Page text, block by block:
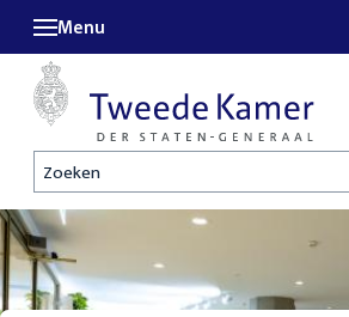
Zoeken
Menu